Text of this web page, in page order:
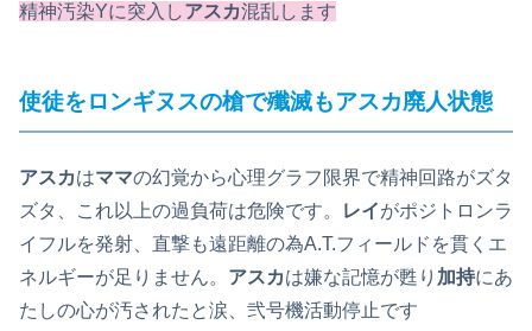
精神汚染Yに突入しアスカ混乱します
使徒をロンギヌスの槍で殲滅もアスカ廃人状態
アスカはママの幻覚から心理グラフ限界で精神回路がズタ
ズタ、これ以上の過負荷は危険です。
レイがポジトロンラ
イフルを発射、直撃も遠距離の為A.T.フィールドを貫くエ
ネルギーが足りません。 アスカは嫌な記憶が甦り 加持にあ
たしの心が汚されたと涙、弐号機活動停止です